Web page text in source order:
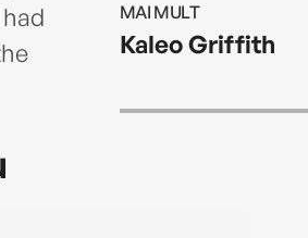
MAI MULT
Kaleo Griffith